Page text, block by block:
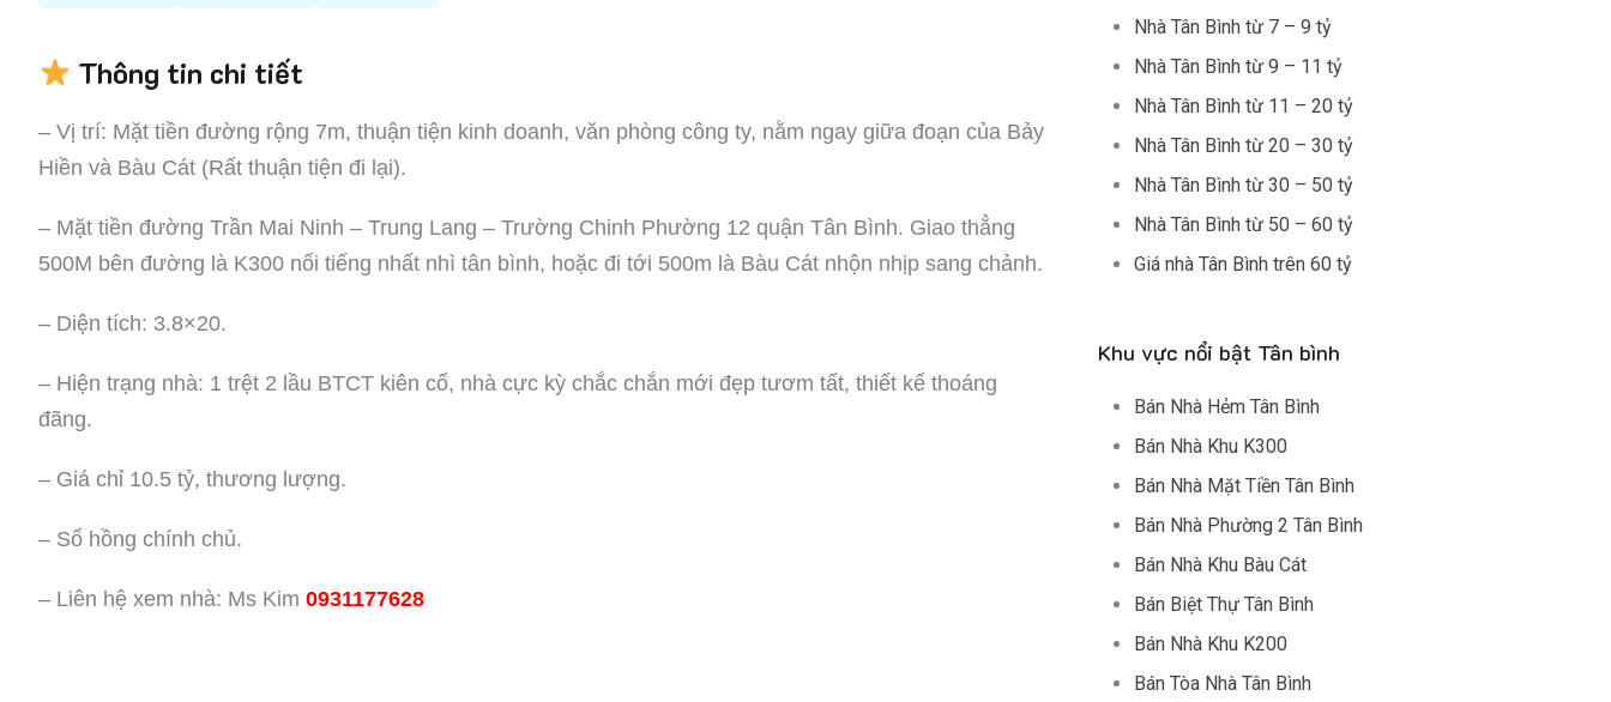
Thông tin chi tiết
– Vị trí: Mặt tiền đường rộng 7m, thuận tiện kinh doanh, văn phòng công ty, nằm ngay giữa đoạn của Bảy
Hiền và Bàu Cát (Rất thuận tiện đi lại).
– Mặt tiền đường Trần Mai Ninh – Trung Lang – Trường Chinh Phường 12 quận Tân Bình. Giao thẳng
500M bên đường là K300 nổi tiếng nhất nhì tân bình, hoặc đi tới 500m là Bàu Cát nhộn nhịp sang chảnh.
– Diện tích: 3.8×20.
– Hiện trạng nhà: 1 trệt 2 lầu BTCT kiên cố, nhà cực kỳ chắc chắn mới đẹp tươm tất, thiết kế thoáng
đãng.
– Giá chỉ 10.5 tỷ, thương lượng.
– Sổ hồng chính chủ.
– Liên hệ xem nhà: Ms Kim 0931177628
Nhà Tân Bình từ 7 – 9 tỷ
Nhà Tân Bình từ 9 – 11 tỷ
Nhà Tân Bình từ 11 – 20 tỷ
Nhà Tân Bình từ 20 – 30 tỷ
Nhà Tân Bình từ 30 – 50 tỷ
Nhà Tân Bình từ 50 – 60 tỷ
Giá nhà Tân Bình trên 60 tỷ
Khu vực nổi bật Tân bình
Bán Nhà Hẻm Tân Bình
Bán Nhà Khu K300
Bán Nhà Mặt Tiền Tân Bình
Bán Nhà Phường 2 Tân Bình
Bán Nhà Khu Bàu Cát
Bán Biệt Thự Tân Bình
Bán Nhà Khu K200
Bán Tòa Nhà Tân Bình